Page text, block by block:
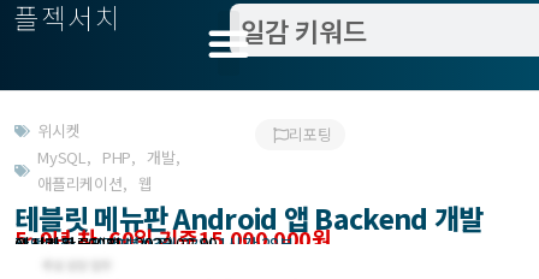
플젝서치
위시켓
MySQL, PHP, 개발,
애플리케이션, 웹
리포팅
테블릿 메뉴판 Android 앱 Backend 개발
5~9년 차, 60일 기준15,000,000원
작업방식 : 기간제(상주)
모집기한 : 2022년 02월 23일 1시간 28분
예상기간 : 60일
위시켓등록일자 : 2022.02.09.